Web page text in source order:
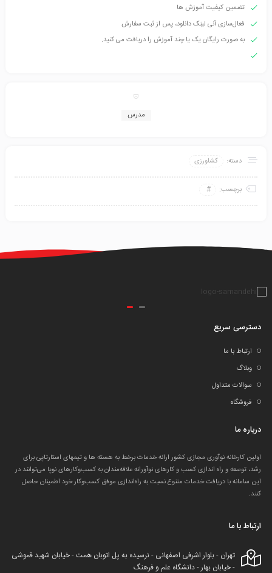
تضمین کیفیت آموزش ها
فعال‌سازی آنی لینک دانلود، پس از ثبت سفارش
به صورت رایگان یک یا چند آموزش را دریافت می کنید.
مدرس
دسته: کشاورزی
برچسب:
دسترسی سریع
ارتباط با ما
وبلاگ
سوالات متداول
فروشگاه
درباره ما
اولین کارخانه نوآوری مجازی کشور ارائه خدمات برخط به هسته ها و تیمهای استارتاپی برای
رشد، توسعه و راه اندازی کسب و کارهای نوآورانه علاقه‌مندان به کسب‌وکارهای نوپا می‌توانند در
این سامانه با دریافت خدمات متنوع نسبت به راه‌اندازی موفق کسب‌وکار خود اطمینان حاصل
کنند.
ارتباط با ما
تهران - بلوار اشرفی اصفهانی - نرسیده به پل اتوبان همت - خیابان شهید قموشی
- خیابان بهار - دانشگاه علم و فرهنگ